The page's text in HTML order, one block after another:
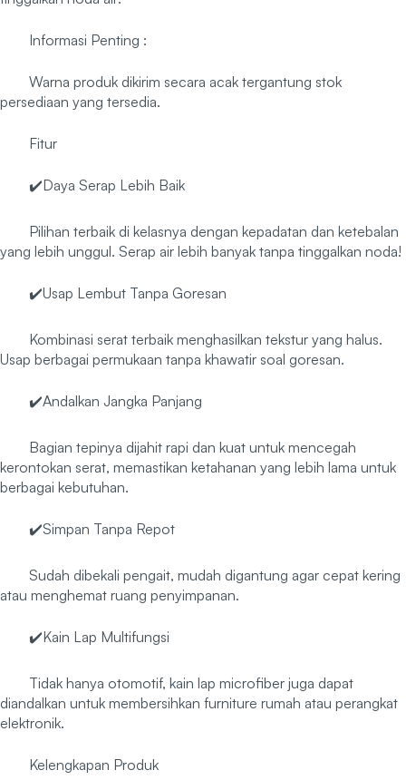
Informasi Penting :
Warna produk dikirim secara acak tergantung stok
persediaan yang tersedia.
Fitur
✔️Daya Serap Lebih Baik
Pilihan terbaik di kelasnya dengan kepadatan dan ketebalan
yang lebih unggul. Serap air lebih banyak tanpa tinggalkan noda!
✔️Usap Lembut Tanpa Goresan
Kombinasi serat terbaik menghasilkan tekstur yang halus.
Usap berbagai permukaan tanpa khawatir soal goresan.
✔️Andalkan Jangka Panjang
Bagian tepinya dijahit rapi dan kuat untuk mencegah
kerontokan serat, memastikan ketahanan yang lebih lama untuk
berbagai kebutuhan.
✔️Simpan Tanpa Repot
Sudah dibekali pengait, mudah digantung agar cepat kering
atau menghemat ruang penyimpanan.
✔️Kain Lap Multifungsi
Tidak hanya otomotif, kain lap microfiber juga dapat
diandalkan untuk membersihkan furniture rumah atau perangkat
elektronik.
Kelengkapan Produk